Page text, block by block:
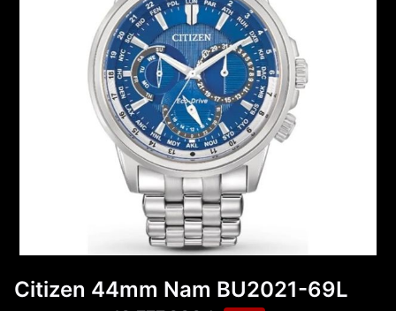
Citizen 44mm Nam BU2021-69L